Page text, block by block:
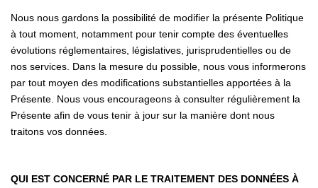
Nous nous gardons la possibilité de modifier la présente Politique
à tout moment, notamment pour tenir compte des éventuelles
évolutions réglementaires, législatives, jurisprudentielles ou de
nos services. Dans la mesure du possible, nous vous informerons
par tout moyen des modifications substantielles apportées à la
Présente. Nous vous encourageons à consulter régulièrement la
Présente afin de vous tenir à jour sur la manière dont nous
traitons vos données.
QUI EST CONCERNÉ PAR LE TRAITEMENT DES DONNÉES À